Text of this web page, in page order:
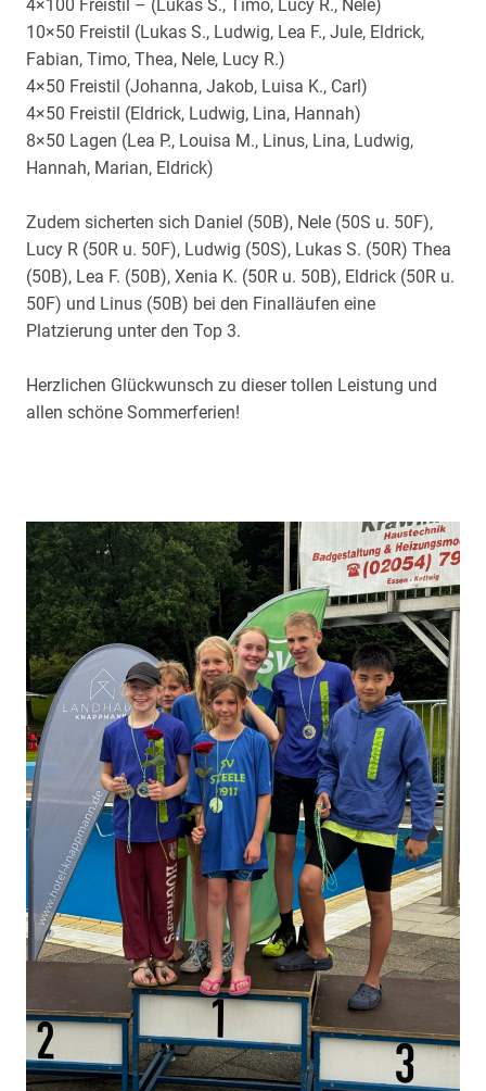
4×100 Freistil – (Lukas S., Timo, Lucy R., Nele)
10×50 Freistil (Lukas S., Ludwig, Lea F., Jule, Eldrick,
Fabian, Timo, Thea, Nele, Lucy R.)
4×50 Freistil (Johanna, Jakob, Luisa K., Carl)
4×50 Freistil (Eldrick, Ludwig, Lina, Hannah)
8×50 Lagen (Lea P., Louisa M., Linus, Lina, Ludwig,
Hannah, Marian, Eldrick)
Zudem sicherten sich Daniel (50B), Nele (50S u. 50F),
Lucy R (50R u. 50F), Ludwig (50S), Lukas S. (50R) Thea
(50B), Lea F. (50B), Xenia K. (50R u. 50B), Eldrick (50R u.
50F) und Linus (50B) bei den Finalläufen eine
Platzierung unter den Top 3.
Herzlichen Glückwunsch zu dieser tollen Leistung und
allen schöne Sommerferien!